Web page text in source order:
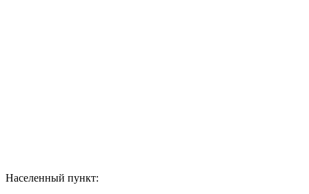
Населенный пункт: